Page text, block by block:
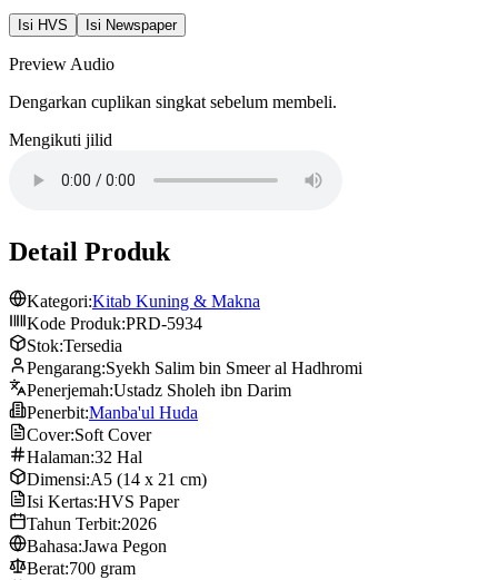
Isi HVS Isi Newspaper
Preview Audio
Dengarkan cuplikan singkat sebelum membeli.
Mengikuti jilid
Detail Produk
Kategori:Kitab Kuning & Makna
Kode Produk:PRD-5934
Stok:Tersedia
Pengarang:Syekh Salim bin Smeer al Hadhromi
Penerjemah:Ustadz Sholeh ibn Darim
Penerbit:Manba'ul Huda
Cover:Soft Cover
Halaman:32 Hal
Dimensi:A5 (14 x 21 cm)
Isi Kertas:HVS Paper
Tahun Terbit:2026
Bahasa:Jawa Pegon
Berat:700 gram